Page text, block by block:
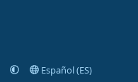
Español (ES)